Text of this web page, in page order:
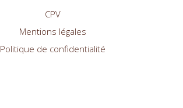
CPV
Mentions légales
Politique de confidentialité